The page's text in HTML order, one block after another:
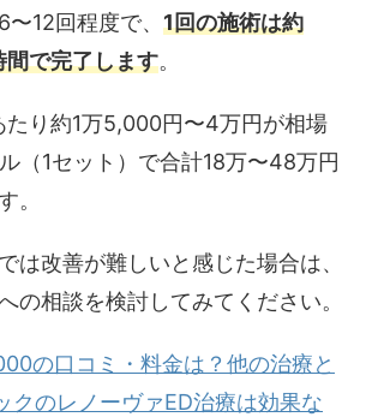
12回程度で、 1回の施術は約
で完了します。
たり約1万5,000円〜4万円が相場
（1セット）で合計18万〜48万円
。
は改善が難しいと感じた場合は、
の相談を検討してみてください。
の口コミ・料金は？他の治療と
クのレノーヴァED治療は効果な